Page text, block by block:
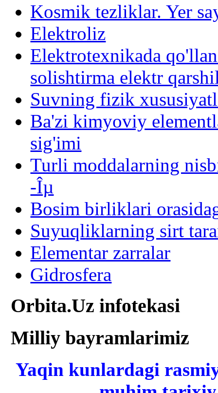
Kosmik tezliklar. Yer
Elektroliz
Elektrotexnikada
solishtirma elektr
Suvning fizik
Ba'zi kimyoviy
sig'imi
Turli moddalarning
-Îµ
Bosim birliklari
Suyuqliklarning sirt
Elementar zarralar
Gidrosfera
Orbita.Uz infotekasi
Milliy bayramlarimiz
Yaqin kunlardagi